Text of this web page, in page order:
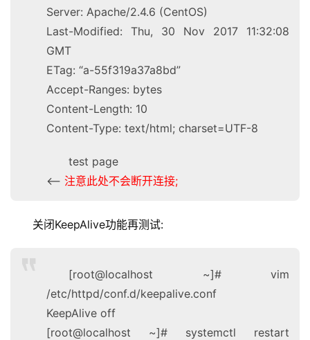
Server: Apache/2.4.6 (CentOS)
Last-Modified: Thu, 30 Nov 2017 11:32:08
GMT
ETag: “a-55f319a37a8bd”
Accept-Ranges: bytes
Content-Length: 10
Content-Type: text/html; charset=UTF-8
test page
<– 注意此处不会断开连接;
关闭KeepAlive功能再测试:
[root@localhost ~]# vim
/etc/httpd/conf.d/keepalive.conf
KeepAlive off
[root@localhost ~]# systemctl restart